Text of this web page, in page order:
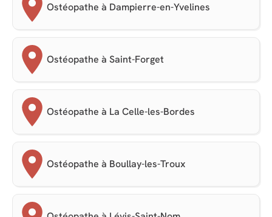
Ostéopathe à Dampierre-en-Yvelines
Ostéopathe à Saint-Forget
Ostéopathe à La Celle-les-Bordes
Ostéopathe à Boullay-les-Troux